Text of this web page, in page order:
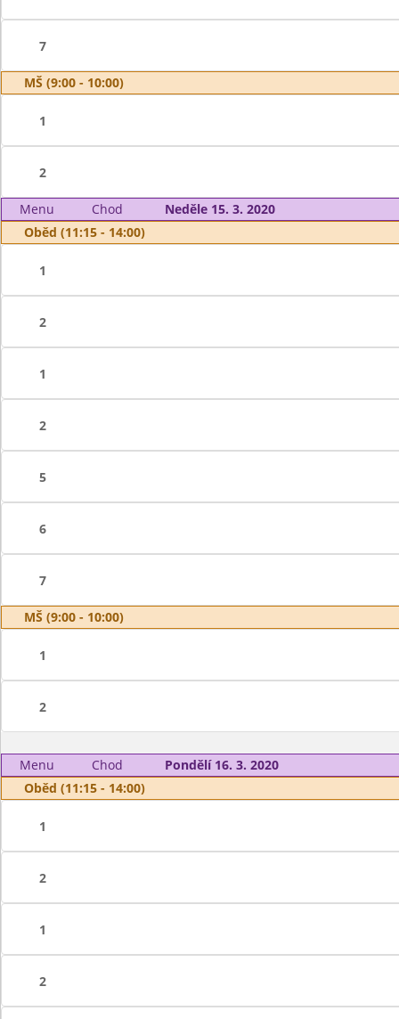
7
MŠ (9:00 - 10:00)
1
2
Menu Chod
Neděle 15. 3. 2020
Oběd (11:15 - 14:00)
1
2
1
2
5
6
7
MŠ (9:00 - 10:00)
1
2
Menu Chod
Pondělí 16. 3. 2020
Oběd (11:15 - 14:00)
1
2
1
2